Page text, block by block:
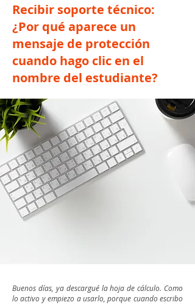
Buenos días, ya descargué la hoja de cálculo. Como
lo activo y empiezo a usarlo, porque cuando escribo
Recibir soporte técnico:
¿Por qué aparece un
mensaje de protección
cuando hago clic en el
nombre del estudiante?